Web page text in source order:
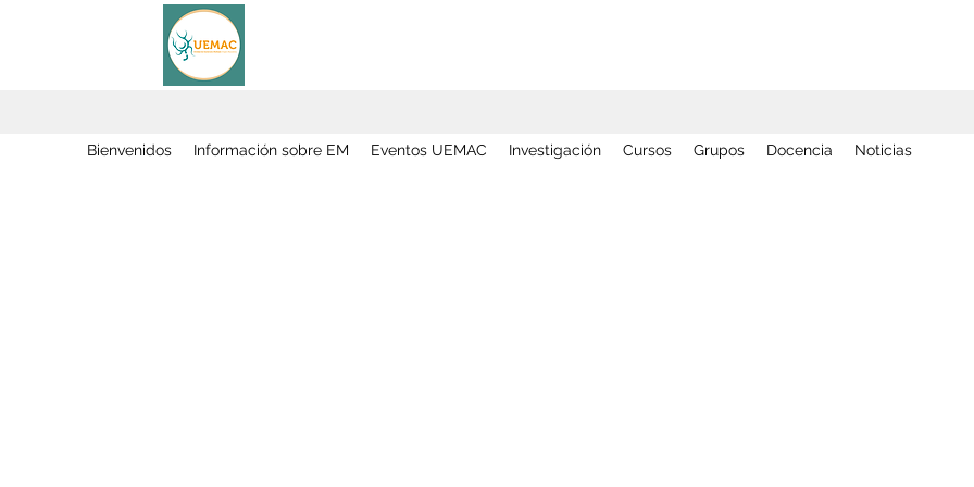
Bienvenidos Información sobre EM Eventos UEMAC Investigación Cursos Grupos Docencia Noticias